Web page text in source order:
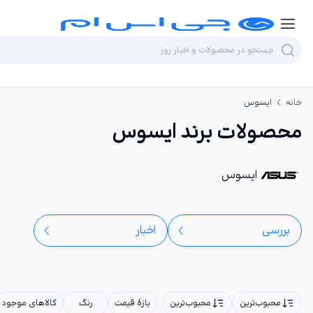
خانه ایسوس
محصولات برند ایسوس
ایسوس
بررسی‌ اخبار
محبوب‌ترین محبوب‌ترین بازهٔ قیمت رنگ کالاهای موجود